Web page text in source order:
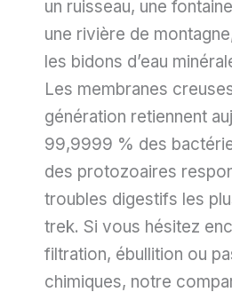
un ruisseau, une
une rivière de
les bidons d’eau
Les membranes
génération retiennent
99,9999 % des
des protozoaires
troubles digestifs les
trek. Si vous hésitez
filtration, ébullition ou
chimiques, notre